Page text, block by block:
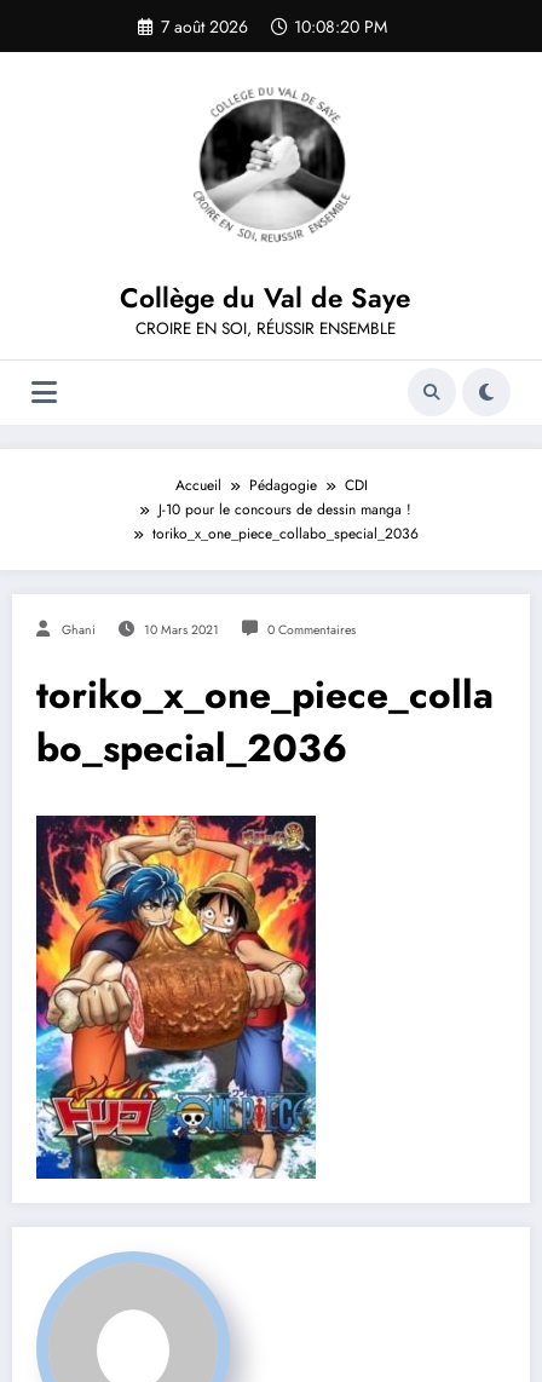
contenu
7 août 2026 10:08:20 PM
Collège du Val de Saye
CROIRE EN SOI, RÉUSSIR ENSEMBLE
Accueil Pédagogie
CDI
J-10 pour le concours de dessin manga !
toriko_x_one_piece_collabo_special_2036
Ghani 10 Mars 2021 0 Commentaires
toriko_x_one_piece_colla
bo_special_2036